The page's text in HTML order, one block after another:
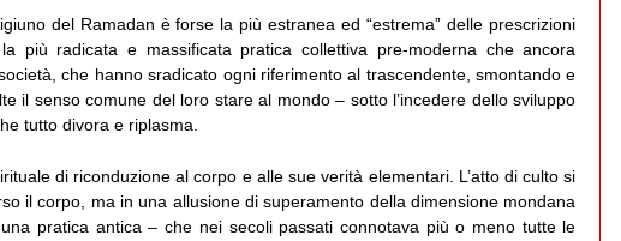
del Ramadan è forse la più estranea ed “estrema” delle prescrizioni
più radicata e massificata pratica collettiva pre-moderna che ancora
che hanno sradicato ogni riferimento al trascendente, smontando e
il senso comune del loro stare al mondo – sotto l’incedere dello sviluppo
tutto divora e riplasma.
di riconduzione al corpo e alle sue verità elementari. L’atto di culto si
il corpo, ma in una allusione di superamento della dimensione mondana
pratica antica – che nei secoli passati connotava più o meno tutte le